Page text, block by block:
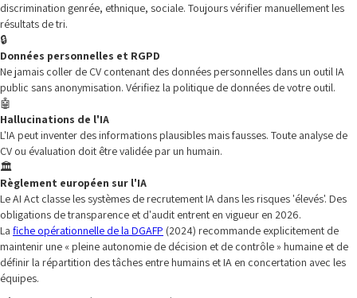
discrimination genrée, ethnique, sociale. Toujours vérifier manuellement les
résultats de tri.
🔒
Données personnelles et RGPD
Ne jamais coller de CV contenant des données personnelles dans un outil IA
public sans anonymisation. Vérifiez la politique de données de votre outil.
🤖
Hallucinations de l'IA
L'IA peut inventer des informations plausibles mais fausses. Toute analyse de
CV ou évaluation doit être validée par un humain.
🏛️
Règlement européen sur l'IA
Le AI Act classe les systèmes de recrutement IA dans les risques 'élevés'. Des
obligations de transparence et d'audit entrent en vigueur en 2026.
La fiche opérationnelle de la DGAFP (2024) recommande explicitement de
maintenir une « pleine autonomie de décision et de contrôle » humaine et de
définir la répartition des tâches entre humains et IA en concertation avec les
équipes.